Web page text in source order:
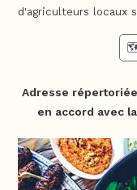
d'agriculteurs locaux
Adresse
en accord avec la